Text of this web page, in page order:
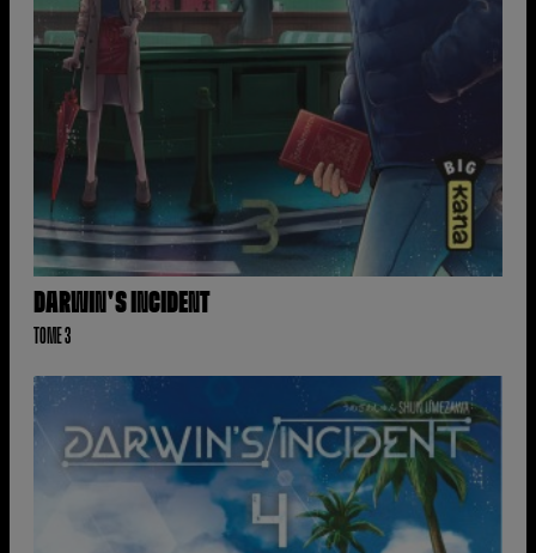
DARWIN'S INCIDENT
TOME 3